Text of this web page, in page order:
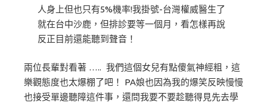
人身上但也只有5%機率!我掛號-台灣權威醫生了
就在台中沙鹿，但排診要等一個月，看怎樣再說
反正目前還能聽到聲音！
兩位長輩對看著 ….. 我們這個女兒有點傻氣神經粗，這
樂觀態度也太爆棚了吧！ PA娘也因為我的爆笑反映慢慢
也接受單邊聽障這件事，還問我要不要趁聽得見先去學